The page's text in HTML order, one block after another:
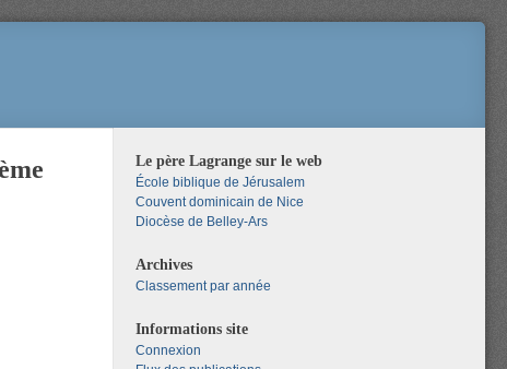
Le père Lagrange sur le web
École biblique de Jérusalem
Couvent dominicain de Nice
Diocèse de Belley-Ars
Archives
Classement par année
Informations site
Connexion